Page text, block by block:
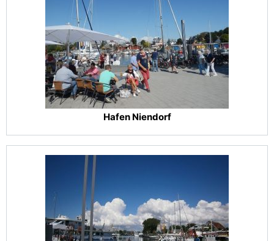
Hafen Niendorf